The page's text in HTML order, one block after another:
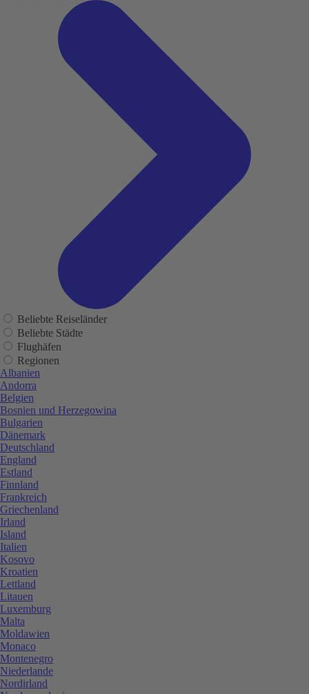
Beliebte Reiseländer
Beliebte Städte
Flughäfen
Regionen
Albanien
Andorra
Belgien
Bosnien und Herzegowina
Bulgarien
Dänemark
Deutschland
England
Estland
Finnland
Frankreich
Griechenland
Irland
Island
Italien
Kosovo
Kroatien
Lettland
Litauen
Luxemburg
Malta
Moldawien
Monaco
Montenegro
Niederlande
Nordirland